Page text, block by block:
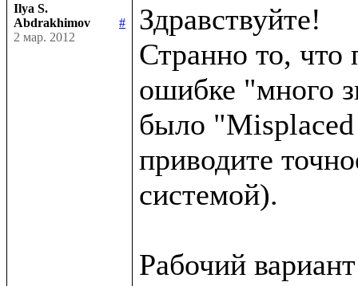
Ilya S.
Abdrakhimov
#
2 мар. 2012
Здравствуйте!
Странно то, что
ошибке "много
было
приводите
системой).